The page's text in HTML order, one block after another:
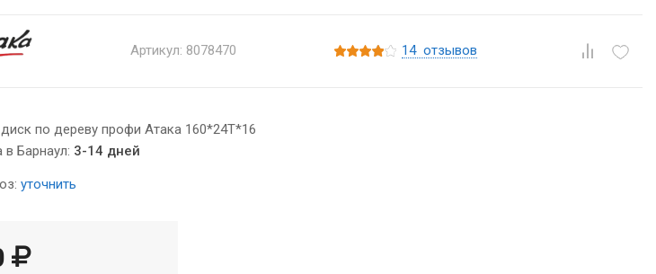
Артикул: 8078470 14отзывов
по дереву профи Атака 160*24T*16
Барнаул: 3-14 дней
уточнить